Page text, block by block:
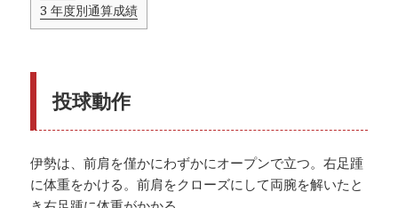
3 年度別通算成績
投球動作
伊勢は、前肩を僅かにわずかにオープンで立つ。右足踵
に体重をかける。前肩をクローズにして両腕を解いたと